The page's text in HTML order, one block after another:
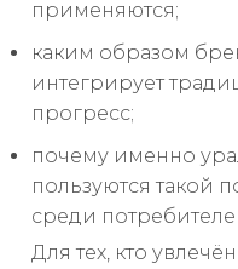
применяются;
каким образом
интегрирует
прогресс;
почему именно
пользуются такой
среди
Для тех, кто